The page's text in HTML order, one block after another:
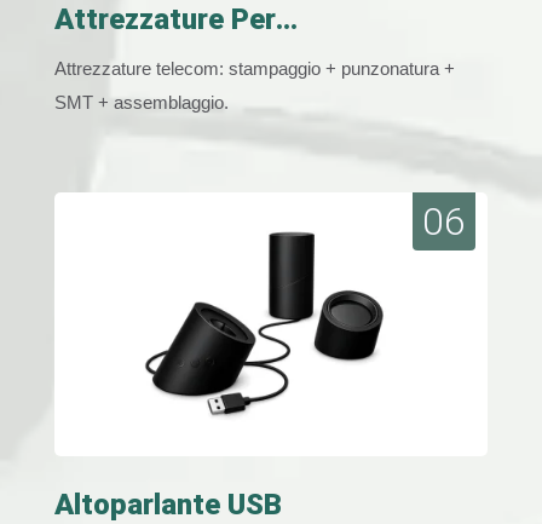
Attrezzature Per
Telecomunicazioni
Attrezzature telecom: stampaggio + punzonatura +
SMT + assemblaggio.
06
Altoparlante USB